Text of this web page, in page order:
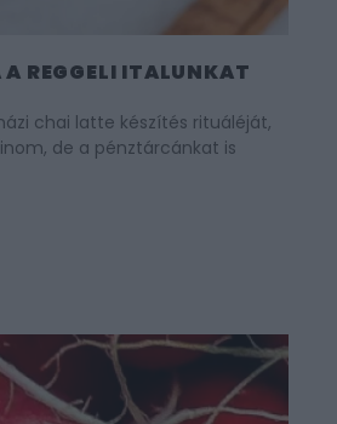
A REGGELI ITALUNKAT
chai latte készítés rituáléját,
de a pénztárcánkat is